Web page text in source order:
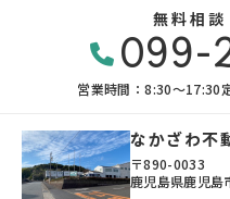
無料相談
099-
営業時間：8:30〜17:30
なかざわ不
〒890-0033
鹿児島県鹿児